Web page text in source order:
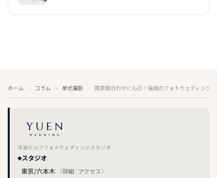
ホーム コラム 挙式撮影 両家顔合わせにも◎！福岡のフォトウェディング
洋装セルフフォトウェディングスタジオ
スタジオ
東京/六本木
（詳細 / アクセス）